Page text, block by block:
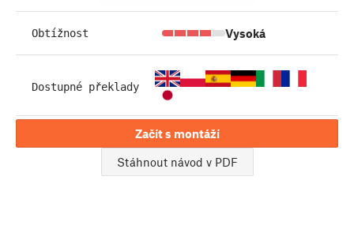
Obtížnost Vysoká
Dostupné překlady
Začít s montáží
Stáhnout návod v PDF